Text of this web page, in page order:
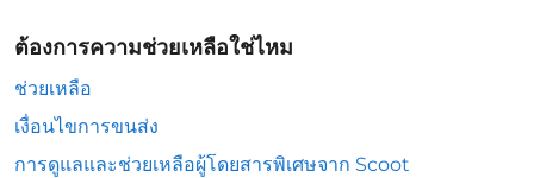
ต้องการความช่วยเหลือใช่ไหม
ช่วยเหลือ
เงื่อนไขการขนส่ง
การดูแลและช่วยเหลือผู้โดยสารพิเศษจาก Scoot